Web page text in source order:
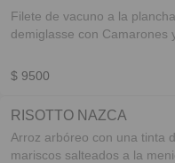
Filete de vacuno a la
demiglasse con Camarones
$ 9500
RISOTTO NAZCA
Arroz arbóreo con una tinta
mariscos salteados a la